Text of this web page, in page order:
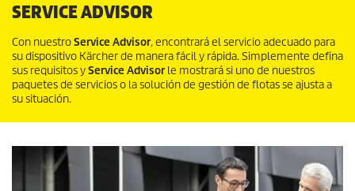
SERVICE ADVISOR
Con nuestroService Advisor, encontrará el servicio adecuado para
su dispositivo Kärcher de manera fácil y rápida. Simplemente defina
sus requisitos yService Advisorle mostrará si uno de nuestros
paquetes de servicios o la solución de gestión de flotas se ajusta a
su situación.